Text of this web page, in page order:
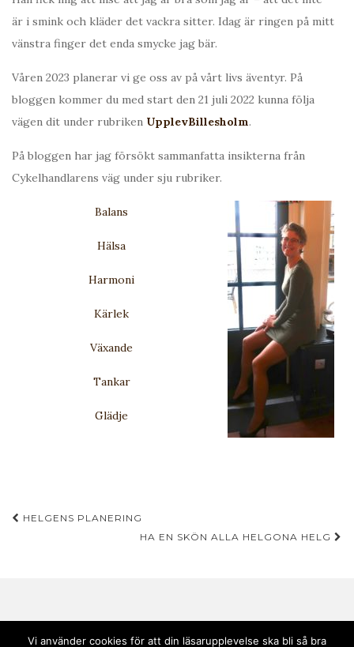
är i smink och kläder det vackra sitter. Idag är ringen på mitt
vänstra finger det enda smycke jag bär.
Våren 2023 planerar vi ge oss av på vårt livs äventyr. På
bloggen kommer du med start den 21 juli 2022 kunna följa
vägen dit under rubriken UpplevBillesholm.
På bloggen har jag försökt sammanfatta insikterna från
Cykelhandlarens väg under sju rubriker.
Balans
Hälsa
Harmoni
Kärlek
Växande
Tankar
Glädje
Inläggsnavigering
HELGENS PLANERING
HA EN SKÖN ALLA HELGONA HELG
Vi använder cookies för att din läsarupplevelse ska bli så bra